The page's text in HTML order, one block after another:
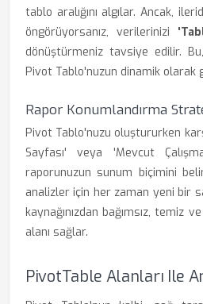
tablo aralığını algılar. Ancak,
öngörüyorsanız, verilerinizi
dönüştürmeniz tavsiye edilir.
Pivot Tablo'nuzun dinamik olarak
Rapor Konumlandırma
Pivot Tablo'nuzu oluştururken
Sayfası' veya 'Mevcut
raporunuzun sunum biçimini
analizler için her zaman yeni bir
kaynağınızdan bağımsız, temiz
alanı sağlar.
PivotTable Alanları Ile